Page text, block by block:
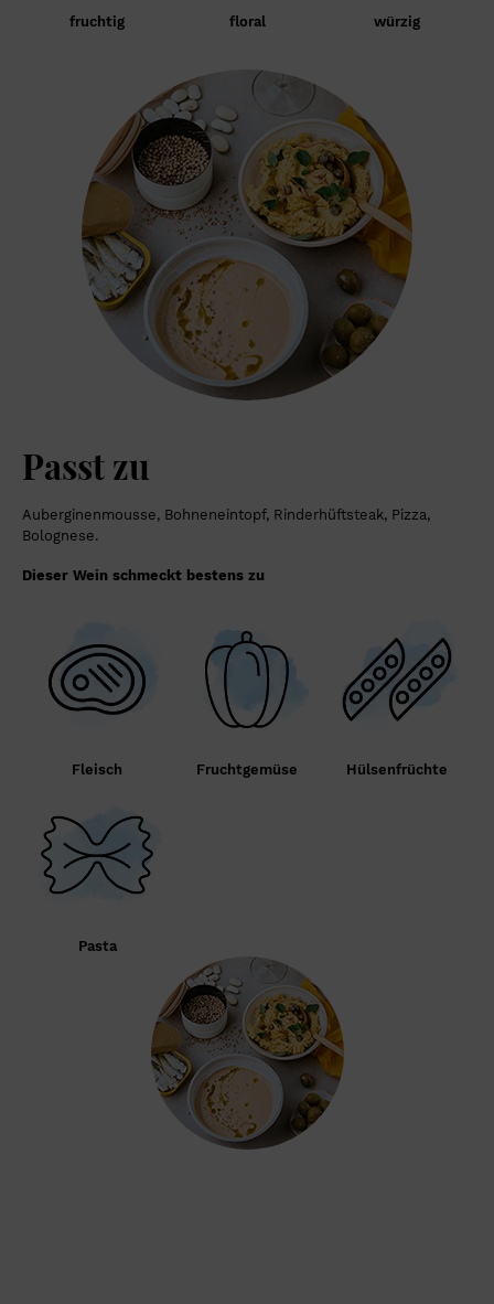
fruchtig floral würzig
Passt zu
Auberginenmousse, Bohneneintopf, Rinderhüftsteak, Pizza,
Bolognese.
Dieser Wein schmeckt bestens zu
Fleisch Fruchtgemüse Hülsenfrüchte
Pasta